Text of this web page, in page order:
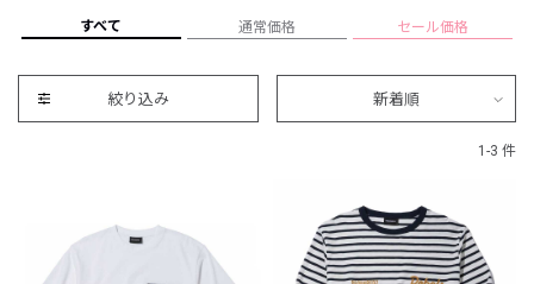
すべて 通常価格 セール価格
絞り込み 新着順
1-3 件